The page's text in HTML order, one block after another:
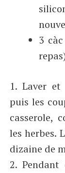
3
1. Laver et
puis les
casserole,
les herbes.
dizaine de
2.